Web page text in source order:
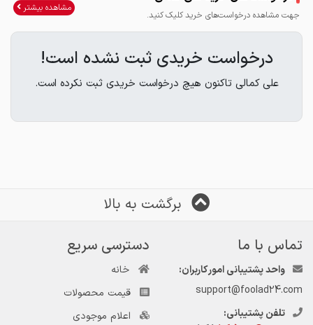
جهت مشاهده درخواست‌های خرید کلیک کنید.
مشاهده بیشتر
درخواست خریدی ثبت نشده است!
علی کمالی تاکنون هیچ درخواست خریدی ثبت نکرده است.
برگشت به بالا
تماس با ما
واحد پشتیبانی امور کاربران:
support@foolad24.com
تلفن پشتیبانی:
دسترسی سریع
خانه
قیمت محصولات
اعلام موجودی